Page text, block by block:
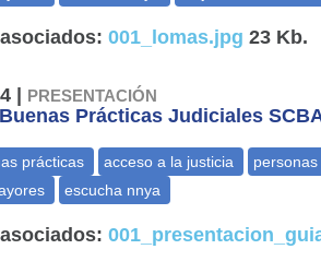
001_lomas.jpg 23 Kb.
| PRESENTACIÓN
Prácticas Judiciales